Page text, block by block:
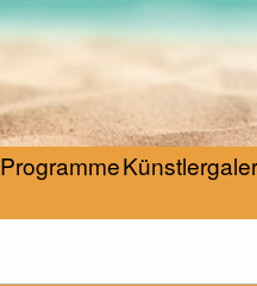
Programme